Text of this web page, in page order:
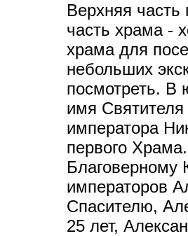
Верхняя
часть храма -
храма для
небольших
посмотреть. В
имя
императора
первого
Благоверному
императоров
Спасителю,
25 лет,